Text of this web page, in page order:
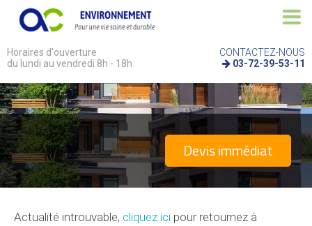
Horaires d'ouverture
du lundi au vendredi 8h - 18h
CONTACTEZ-NOUS
03-72-39-53-11
Devis immédiat
Actualité introuvable, cliquez ici pour retournez à